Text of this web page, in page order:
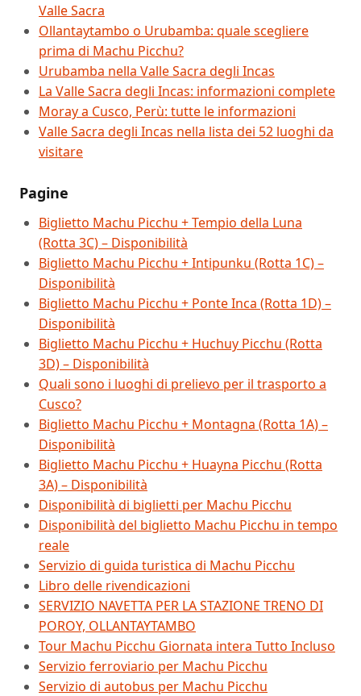
Valle Sacra
Ollantaytambo o Urubamba: quale scegliere
prima di Machu Picchu?
Urubamba nella Valle Sacra degli Incas
La Valle Sacra degli Incas: informazioni complete
Moray a Cusco, Perù: tutte le informazioni
Valle Sacra degli Incas nella lista dei 52 luoghi da
visitare
Pagine
Biglietto Machu Picchu + Tempio della Luna
(Rotta 3C) – Disponibilità
Biglietto Machu Picchu + Intipunku (Rotta 1C) –
Disponibilità
Biglietto Machu Picchu + Ponte Inca (Rotta 1D) –
Disponibilità
Biglietto Machu Picchu + Huchuy Picchu (Rotta
3D) – Disponibilità
Quali sono i luoghi di prelievo per il trasporto a
Cusco?
Biglietto Machu Picchu + Montagna (Rotta 1A) –
Disponibilità
Biglietto Machu Picchu + Huayna Picchu (Rotta
3A) – Disponibilità
Disponibilità di biglietti per Machu Picchu
Disponibilità del biglietto Machu Picchu in tempo
reale
Servizio di guida turistica di Machu Picchu
Libro delle rivendicazioni
SERVIZIO NAVETTA PER LA STAZIONE TRENO DI
POROY, OLLANTAYTAMBO
Tour Machu Picchu Giornata intera Tutto Incluso
Servizio ferroviario per Machu Picchu
Servizio di autobus per Machu Picchu